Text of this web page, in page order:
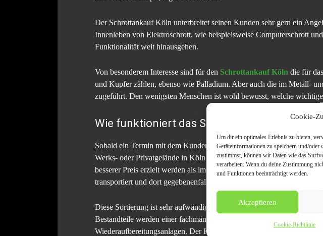
Cookie-
Um dir ein optimales Erlebnis zu bieten,
Geräteinformationen zu speichern und/oder
zustimmst, können wir Daten wie das
verarbeiten. Wenn du deine Zustimmung
und Funktionen beeinträchtigt werden.
Akzeptieren
Cookie-Richtlinie
Der Schrottankauf Köln unterbreitet seinen Kunden sehr gern ein
Innenleben von Elektroschrott, wie beispielsweise Computerschrott
Funktionalität weit hinausgehen.
Von besonderem Interesse sind für den Schrottankauf Köln die für
und Kupfer zählen, ebenso wie Palladium. Aber auch die im Metall-
zugeführt. Den wenigsten Menschen ist wohl bewusst, welche
Wie funktioniert das Schrott-Recycling?
Sobald ein Termin mit dem Kunden, der seinen Schrott verkaufen
Werks- oder Privatgelände in Köln und Umgebung ein und zahlt den
besserer Preis erzielt werden als im Fall von Mischschrott. Im
transportiert und dort gegebenenfalls sortiert.
Diese Sortierung ist sehr aufwändig und muss ausgesprochen
Bestandteile werden einer fachmännischen Entsorgung zugeführt und
Wiederaufbereitungsanlagen. Der Kunde hat mit all diesen